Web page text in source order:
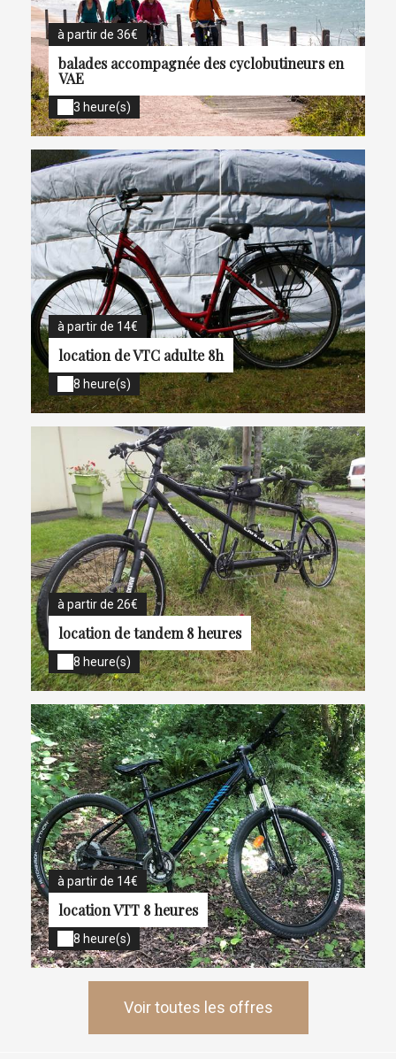
à partir de 36€
balades accompagnée des cyclobutineurs en
VAE
3 heure(s)
à partir de 14€
location de VTC adulte 8h
8 heure(s)
à partir de 26€
location de tandem 8 heures
8 heure(s)
à partir de 14€
location VTT 8 heures
8 heure(s)
Voir toutes les offres